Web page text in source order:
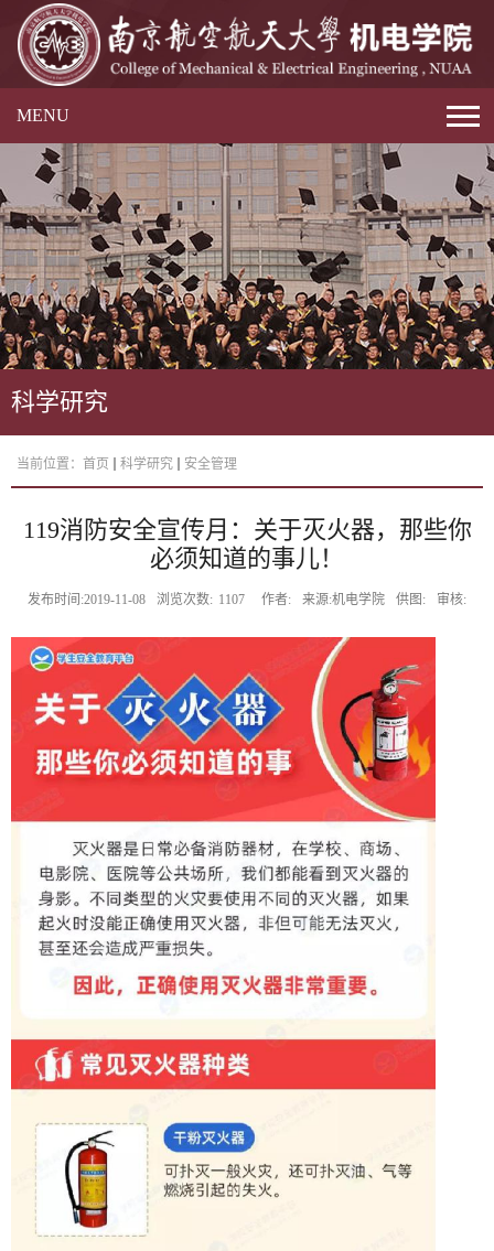
MENU
科学研究
当前位置： 首页 科学研究 安全管理
119消防安全宣传月：关于灭火器，那些你
必须知道的事儿！
发布时间:2019-11-08 浏览次数: 1107 作者: 来源:机电学院 供图: 审核: